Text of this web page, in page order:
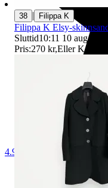
4.9
38 | Filippa K
Filippa K Elsy-
Sluttid10:11 10 aug 10:11
Pris:270 kr,Eller Köp nu